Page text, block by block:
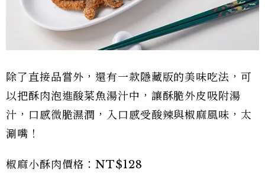
除了直接品嘗外，還有一款隱藏版的美味吃法，可
以把酥肉泡進酸菜魚湯汁中，讓酥脆外皮吸附湯
汁，口感微脆濕潤，入口感受酸辣與椒麻風味，太
涮嘴！
椒麻小酥肉價格：NT$128